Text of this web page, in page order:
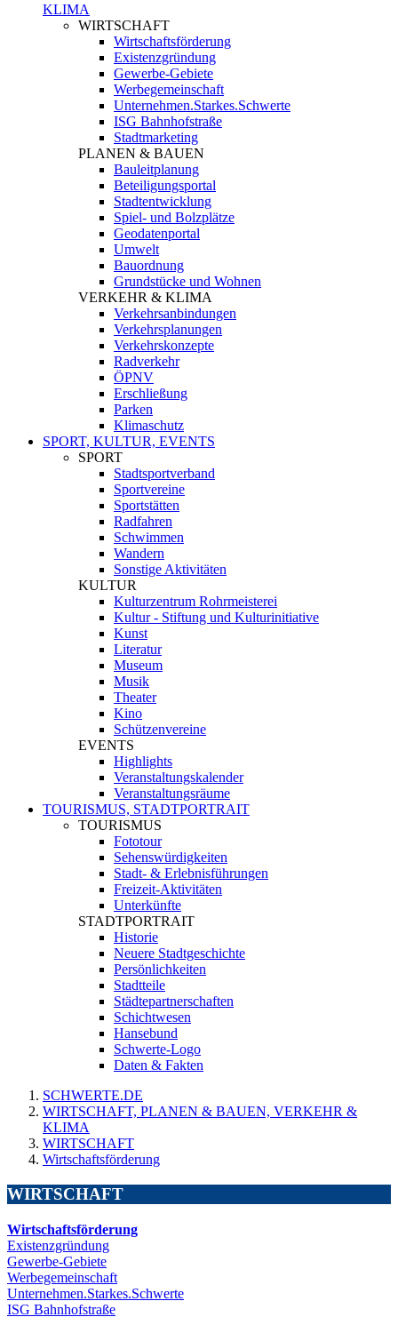
KLIMA
WIRTSCHAFT
Wirtschaftsförderung
Existenzgründung
Gewerbe-Gebiete
Werbegemeinschaft
Unternehmen.Starkes.Schwerte
ISG Bahnhofstraße
Stadtmarketing
PLANEN & BAUEN
Bauleitplanung
Beteiligungsportal
Stadtentwicklung
Spiel- und Bolzplätze
Geodatenportal
Umwelt
Bauordnung
Grundstücke und Wohnen
VERKEHR & KLIMA
Verkehrsanbindungen
Verkehrsplanungen
Verkehrskonzepte
Radverkehr
ÖPNV
Erschließung
Parken
Klimaschutz
SPORT, KULTUR, EVENTS
SPORT
Stadtsportverband
Sportvereine
Sportstätten
Radfahren
Schwimmen
Wandern
Sonstige Aktivitäten
KULTUR
Kulturzentrum Rohrmeisterei
Kultur - Stiftung und Kulturinitiative
Kunst
Literatur
Museum
Musik
Theater
Kino
Schützenvereine
EVENTS
Highlights
Veranstaltungskalender
Veranstaltungsräume
TOURISMUS, STADTPORTRAIT
TOURISMUS
Fototour
Sehenswürdigkeiten
Stadt- & Erlebnisführungen
Freizeit-Aktivitäten
Unterkünfte
STADTPORTRAIT
Historie
Neuere Stadtgeschichte
Persönlichkeiten
Stadtteile
Städtepartnerschaften
Schichtwesen
Hansebund
Schwerte-Logo
Daten & Fakten
SCHWERTE.DE
WIRTSCHAFT, PLANEN & BAUEN, VERKEHR &
KLIMA
WIRTSCHAFT
Wirtschaftsförderung
WIRTSCHAFT
Wirtschaftsförderung
Existenzgründung
Gewerbe-Gebiete
Werbegemeinschaft
Unternehmen.Starkes.Schwerte
ISG Bahnhofstraße